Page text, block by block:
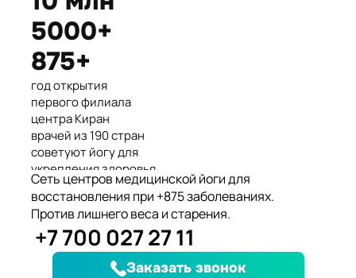
Международные призеры 2-го
Азиатского Чемпионата по
йогасана спорт и единственные
представители Казахстана.
5000+
875+
год открытия
первого филиала
центра Киран
врачей из 190 стран
советуют йогу для
укрепления здоровья
клиентов улучшили
здоровье и
качество жизни
заболеваний, при
которых йога
дополняет лечение
Сеть центров медицинской йоги для
восстановления при +875 заболеваниях.
Против лишнего веса и старения.
+7 700 027 27 11
Заказать звонок